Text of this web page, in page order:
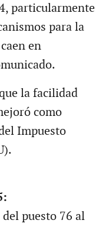
particularmente
para la
en
la facilidad
como
Impuesto
puesto 76 al